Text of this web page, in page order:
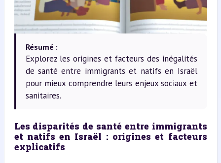
Résumé :
Explorez les origines et facteurs des inégalités
de santé entre immigrants et natifs en Israël
pour mieux comprendre leurs enjeux sociaux et
sanitaires.
Les disparités de santé entre immigrants
et natifs en Israël : origines et facteurs
explicatifs